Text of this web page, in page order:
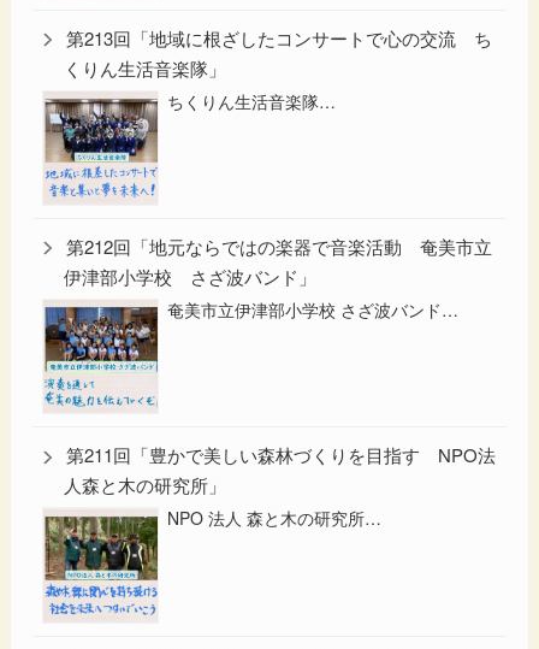
第213回「地域に根ざしたコンサートで心の交流 ち
くりん生活音楽隊」
ちくりん生活音楽隊…
第212回「地元ならではの楽器で音楽活動 奄美市立
伊津部小学校 さざ波バンド」
奄美市立伊津部小学校 さざ波バンド…
第211回「豊かで美しい森林づくりを目指す NPO法
人森と木の研究所」
NPO 法人 森と木の研究所…